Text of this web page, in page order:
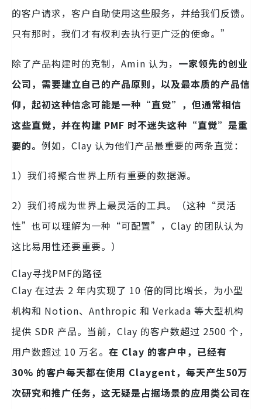
的客户请求，客户自助使用这些服务，并给我们反馈。
只有那时，我们才有权利去执行更广泛的使命。”
除了产品构建时的克制，Amin 认为， 一家领先的创业
公司，需要建立自己的产品原则，以及最本质的产品信
仰，起初这种信念可能是一种“直觉”，但通常相信
这些直觉，并在构建 PMF 时不迷失这种“直觉”是重
要的。 例如，Clay 认为他们产品最重要的两条直觉：
1）我们将聚合世界上所有重要的数据源。
2）我们将成为世界上最灵活的工具。（这种“灵活
性”也可以理解为一种“可配置”，Clay 的团队认为
这比易用性还要重要。）
Clay寻找PMF的路径
Clay 在过去 2 年内实现了 10 倍的同比增长，为小型
机构和 Notion、Anthropic 和 Verkada 等大型机构
提供 SDR 产品。当前，Clay 的客户数超过 2500 个，
用户数超过 10 万名。 在 Clay 的客户中，已经有
30% 的客户每天都在使用 Claygent，每天产生50万
次研究和推广任务，这无疑是占据场景的应用类公司在